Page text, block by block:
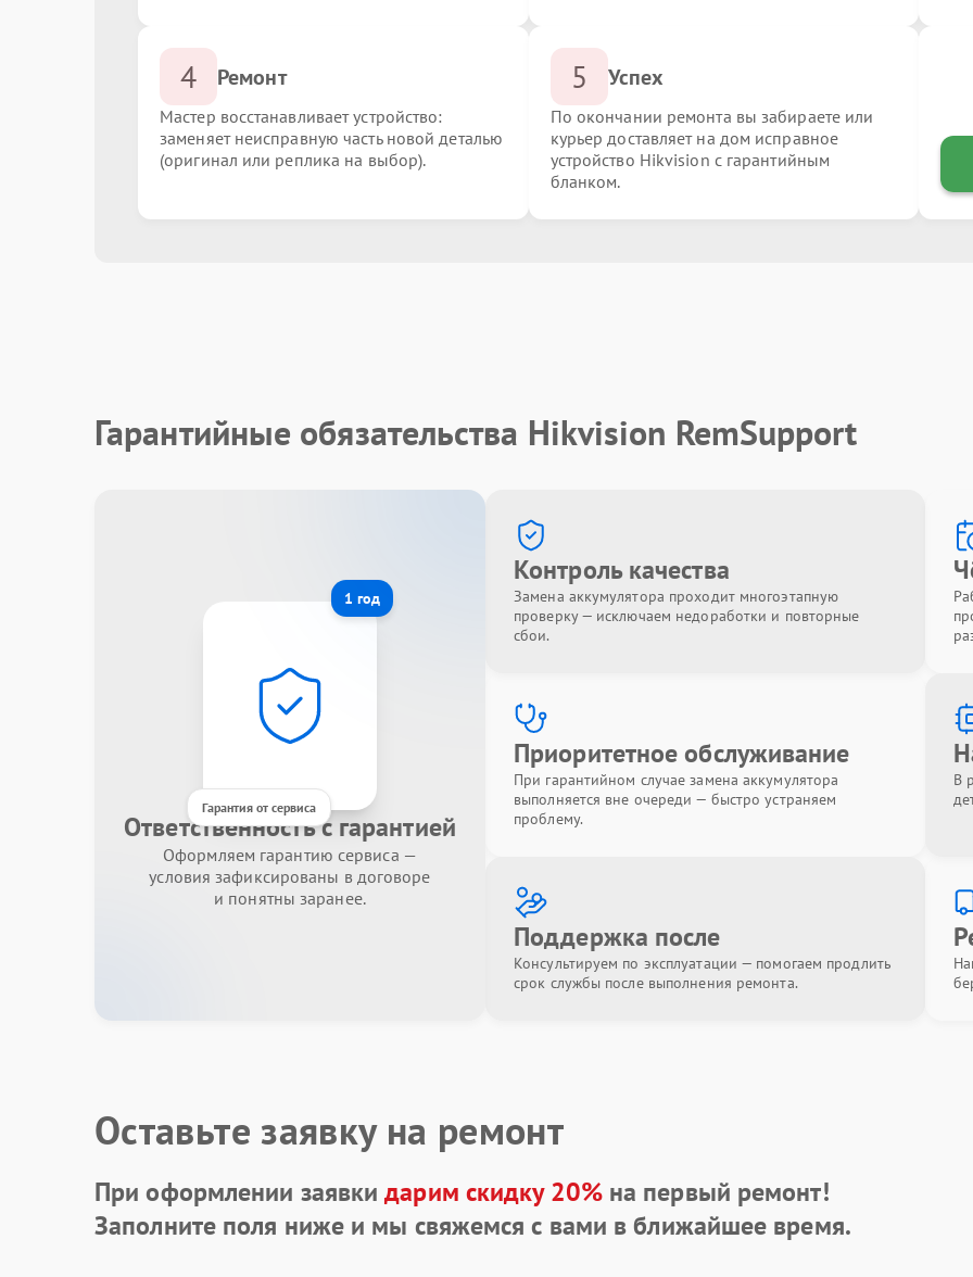
4 Ремонт
Мастер восстанавливает устройство:
заменяет неисправную часть новой деталью
(оригинал или реплика на выбор).
5 Успех
По окончании ремонта вы забираете или
курьер доставляет на дом исправное
устройство Hikvision с гарантийным
бланком.
Гарантийные обязательства Hikvision RemSupport
1 год
Гарантия от сервиса
Ответственность с гарантией
Оформляем гарантию сервиса —
условия зафиксированы в договоре
и понятны заранее.
Контроль качества
Замена аккумулятора проходит многоэтапную
проверку — исключаем недоработки и повторные
сбои.
Приоритетное обслуживание
При гарантийном случае замена аккумулятора
выполняется вне очереди — быстро устраняем
проблему.
В
Поддержка после
Консультируем по эксплуатации — помогаем продлить
срок службы после выполнения ремонта.
Оставьте заявку на ремонт
При оформлении заявкидарим скидку 20%на первый ремонт!
Заполните поля ниже и мы свяжемся с вами в ближайшее время.